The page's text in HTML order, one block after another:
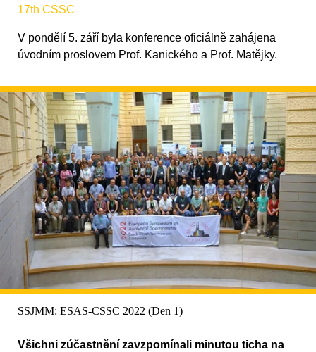
17th CSSC
V pondělí 5. září byla konference oficiálně zahájena
úvodním proslovem Prof. Kanického a Prof. Matějky.
SSJMM: ESAS-CSSC 2022 (Den 1)
Všichni zúčastnění zavzpomínali minutou ticha na